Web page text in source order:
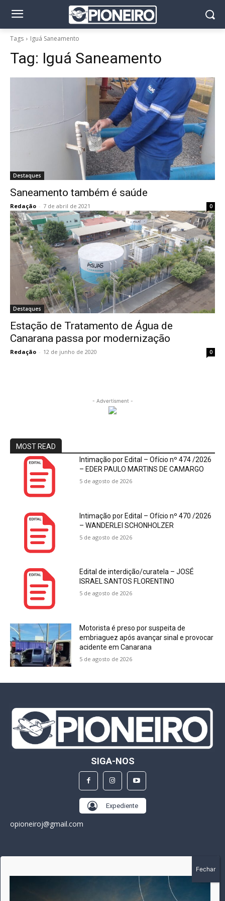
Tags Iguá Saneamento
Tag: Iguá Saneamento
Destaques
Saneamento também é saúde
Redação - 7 de abril de 2021 0
Destaques
Estação de Tratamento de Água de
Canarana passa por modernização
Redação - 12 de junho de 2020 0
- Advertisment -
MOST READ
Intimação por Edital – Ofício nº 474 /2026
– EDER PAULO MARTINS DE CAMARGO
5 de agosto de 2026
Intimação por Edital – Ofício nº 470 /2026
– WANDERLEI SCHONHOLZER
5 de agosto de 2026
Edital de interdição/curatela – JOSÉ
ISRAEL SANTOS FLORENTINO
5 de agosto de 2026
Motorista é preso por suspeita de
embriaguez após avançar sinal e provocar
acidente em Canarana
5 de agosto de 2026
SIGA-NOS
Expediente
opioneiroj@gmail.com
A história do Pioneiro inicia em fevereiro de 2005 em
Canarana - MT, na época, como um jornal impresso semanal,